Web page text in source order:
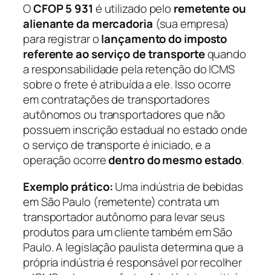
OCFOP 5 931 é utilizado pelo remetente ou
alienante da mercadoria (sua empresa)
para registrar olançamento do imposto
referente ao serviço de transportequando
a responsabilidade pela retenção do ICMS
sobre o frete é atribuída a ele. Isso ocorre
em contratações de transportadores
autônomos ou transportadores que não
possuem inscrição estadual no estado onde
o serviço de transporte é iniciado, e a
operação ocorredentro do mesmo estado.
Exemplo prático:Uma indústria de bebidas
em São Paulo (remetente) contrata um
transportador autônomo para levar seus
produtos para um cliente também em São
Paulo. A legislação paulista determina que a
própria indústria é responsável por recolher